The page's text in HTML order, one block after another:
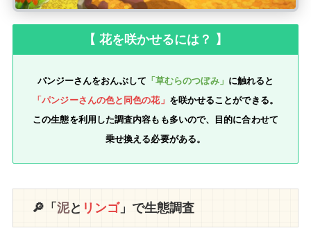
【 花を咲かせるには？ 】
パンジーさんをおんぶして 「草むらのつぼみ」 に触れると
「パンジーさんの色と同色の花」 を咲かせることができる。
この生態を利用した調査内容もも多いので、目的に合わせて
乗せ換える必要がある。
🔎「 泥と リンゴ」で生態調査